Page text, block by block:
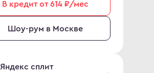
В кредит от 614 ₽/мес
Шоу-рум в Москве
Яндекс сплит